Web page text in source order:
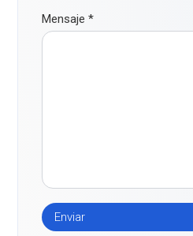
Mensaje*